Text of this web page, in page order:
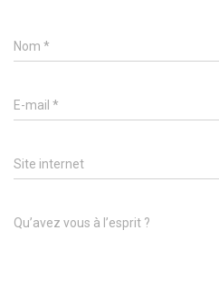
Nom *
E-mail *
Site internet
Qu’avez vous à l’esprit ?